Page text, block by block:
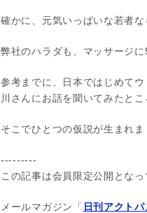
確かに、元気いっぱいな若者
弊社のハラダも、マッサージ
参考までに、日本ではじめて
川さんにお話を聞いてみたと
そこでひとつの仮説が生まれま
---------
この記事は会員限定公開とな
メールマガジン「 日刊アクト